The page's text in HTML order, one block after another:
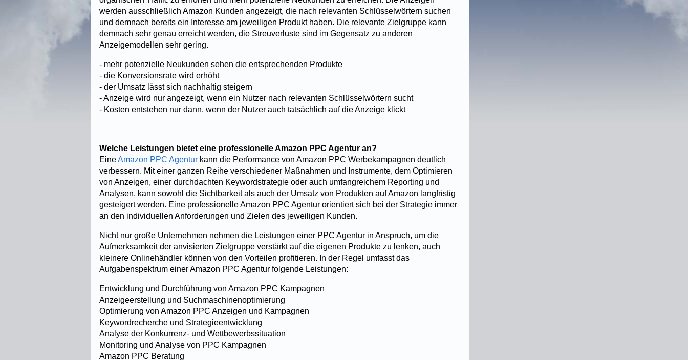
werden ausschließlich Amazon Kunden angezeigt, die nach relevanten Schlüsselwörtern suchen
und demnach bereits ein Interesse am jeweiligen Produkt haben. Die relevante Zielgruppe kann
demnach sehr genau erreicht werden, die Streuverluste sind im Gegensatz zu anderen
Anzeigemodellen sehr gering.
- mehr potenzielle Neukunden sehen die entsprechenden Produkte
- die Konversionsrate wird erhöht
- der Umsatz lässt sich nachhaltig steigern
- Anzeige wird nur angezeigt, wenn ein Nutzer nach relevanten Schlüsselwörtern sucht
- Kosten entstehen nur dann, wenn der Nutzer auch tatsächlich auf die Anzeige klickt
Welche Leistungen bietet eine professionelle Amazon PPC Agentur an?
EineAmazon PPC Agentur kann die Performance von Amazon PPC Werbekampagnen deutlich
verbessern. Mit einer ganzen Reihe verschiedener Maßnahmen und Instrumente, dem Optimieren
von Anzeigen, einer durchdachten Keywordstrategie oder auch umfangreichem Reporting und
Analysen, kann sowohl die Sichtbarkeit als auch der Umsatz von Produkten auf Amazon langfristig
gesteigert werden. Eine professionelle Amazon PPC Agentur orientiert sich bei der Strategie immer
an den individuellen Anforderungen und Zielen des jeweiligen Kunden.
Nicht nur große Unternehmen nehmen die Leistungen einer PPC Agentur in Anspruch, um die
Aufmerksamkeit der anvisierten Zielgruppe verstärkt auf die eigenen Produkte zu lenken, auch
kleinere Onlinehändler können von den Vorteilen profitieren. In der Regel umfasst das
Aufgabenspektrum einer Amazon PPC Agentur folgende Leistungen:
Entwicklung und Durchführung von Amazon PPC Kampagnen
Anzeigeerstellung und Suchmaschinenoptimierung
Optimierung von Amazon PPC Anzeigen und Kampagnen
Keywordrecherche und Strategieentwicklung
Analyse der Konkurrenz- und Wettbewerbssituation
Monitoring und Analyse von PPC Kampagnen
Amazon PPC Beratung